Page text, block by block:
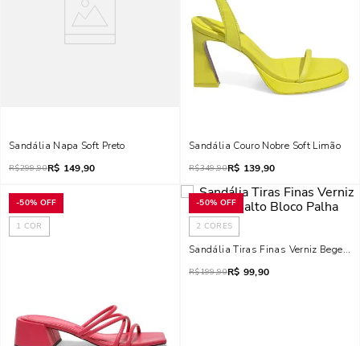
Sandália Napa Soft Preto
R$299,90R$ 149,90
Sandália Couro Nobre Soft Limão
R$349,90R$ 139,90
-50% OFF
1 COR
-50% OFF
2 CORES
Sandália Tiras Finas Verniz Bege
R$199,90R$ 99,90